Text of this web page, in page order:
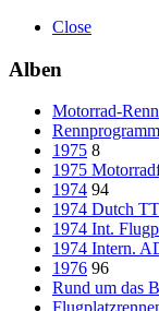
Close
Alben
Motorrad-
1975 8
1975
1974 94
1974 Dutch
1974 Int.
1974 Intern.
1976 96
Rund um das